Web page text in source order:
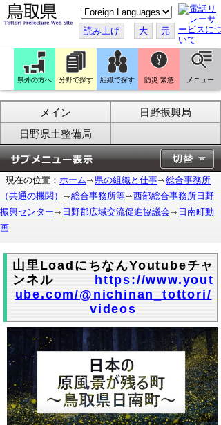
こ
の
ペ
ー
ジ
翻
訳
す
る
読み上げ 大 元
県外の方へ 分野で探す 組織で探す 防災 緊急 メニュー
メイン
日野振興局
日野県土整備局
現在の位置： ホーム 県の組織と仕事
総合事務所
（共通の機関）
総合事務所等
西部総合事務所日野
振興センター
日野郡広域交流促進協議会
日南町動
画
山里Load にちなんYoutubeチャ
ンネル
https://www.yout
ube.com/@nichinan_tottori/
videos